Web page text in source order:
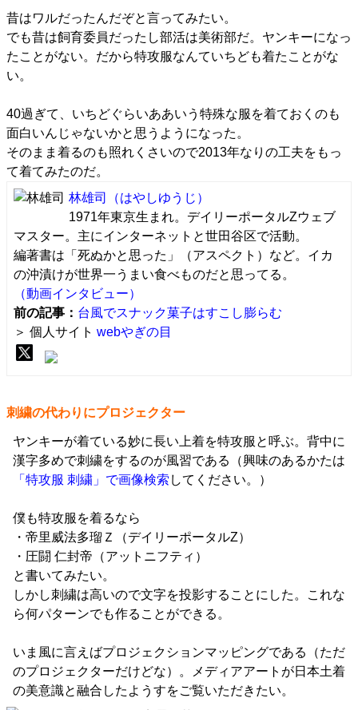
昔はワルだったんだぞと言ってみたい。
でも昔は飼育委員だったし部活は美術部だ。ヤンキーになっ
たことがない。だから特攻服なんていちども着たことがな
い。
40過ぎて、いちどぐらいああいう特殊な服を着ておくのも
面白いんじゃないかと思うようになった。
そのまま着るのも照れくさいので2013年なりの工夫をもっ
て着てみたのだ。
林雄司
（はやしゆうじ）
1971年東京生まれ。デイリーポータルZウェブ
マスター。主にインターネットと世田谷区で活動。
編著書は「死ぬかと思った」（アスペクト）など。イカ
の沖漬けが世界一うまい食べものだと思ってる。
（動画インタビュー）
前の記事： 台風でスナック菓子はすこし膨らむ
＞ 個人サイト webやぎの目
刺繍の代わりにプロジェクター
ヤンキーが着ている妙に長い上着を特攻服と呼ぶ。背中に
漢字多めで刺繍をするのが風習である（興味のあるかたは
「特攻服 刺繍」で画像検索 してください。）
僕も特攻服を着るなら
・帝里威法多瑠Ｚ（デイリーポータルZ）
・圧闘 仁封帝（アットニフティ）
と書いてみたい。
しかし刺繍は高いので文字を投影することにした。これな
ら何パターンでも作ることができる。
いま風に言えばプロジェクションマッピングである（ただ
のプロジェクターだけどな）。メディアアートが日本土着
の美意識と融合したようすをご覧いただきたい。